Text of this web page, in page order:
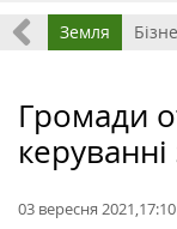
Все Земля
Громади
03 вересня 2021,17:10